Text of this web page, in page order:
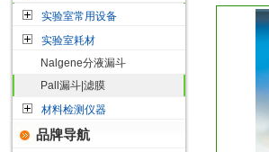
实验室常用设备
实验室耗材
Nalgene分液漏斗
Pall漏斗|滤膜
材料检测仪器
品牌导航